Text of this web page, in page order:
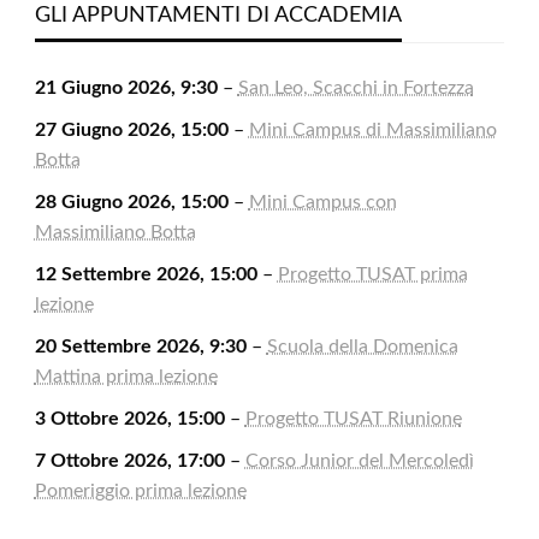
2026
2026
2026
2026
2026
GLI APPUNTAMENTI DI ACCADEMIA
21 Giugno 2026, 9:30– San Leo, Scacchi in Fortezza
27 Giugno 2026, 15:00– Mini Campus di Massimiliano
Botta
28 Giugno 2026, 15:00– Mini Campus con
Massimiliano Botta
12 Settembre 2026, 15:00– Progetto TUSAT prima
lezione
20 Settembre 2026, 9:30– Scuola della Domenica
Mattina prima lezione
3 Ottobre 2026, 15:00– Progetto TUSAT Riunione
7 Ottobre 2026, 17:00– Corso Junior del Mercoledì
Pomeriggio prima lezione